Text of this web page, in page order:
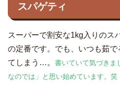
スパゲティ
スーパーで割安な1kg入りのス
の定番です。でも、いつも茹
てしまう…。 書いていて気づきま
なのでは」と思い始めています。笑